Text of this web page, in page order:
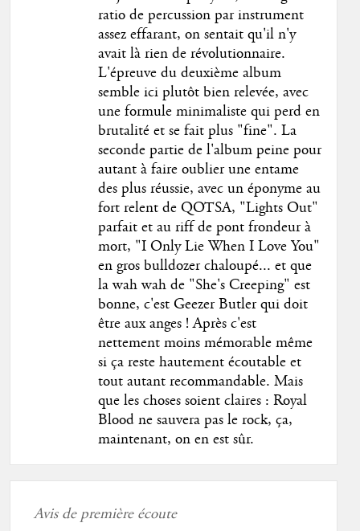
ratio de percussion par instrument
assez effarant, on sentait qu'il n'y
avait là rien de révolutionnaire.
L'épreuve du deuxième album
semble ici plutôt bien relevée, avec
une formule minimaliste qui perd en
brutalité et se fait plus "fine". La
seconde partie de l'album peine pour
autant à faire oublier une entame
des plus réussie, avec un éponyme au
fort relent de QOTSA, "Lights Out"
parfait et au riff de pont frondeur à
mort, "I Only Lie When I Love You"
en gros bulldozer chaloupé... et que
la wah wah de "She's Creeping" est
bonne, c'est Geezer Butler qui doit
être aux anges ! Après c'est
nettement moins mémorable même
si ça reste hautement écoutable et
tout autant recommandable. Mais
que les choses soient claires : Royal
Blood ne sauvera pas le rock, ça,
maintenant, on en est sûr.
Avis de première écoute